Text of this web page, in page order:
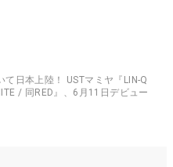
て日本上陸！ USTマミヤ『LIN-Q
/ 同RED』、6月11日デビュー